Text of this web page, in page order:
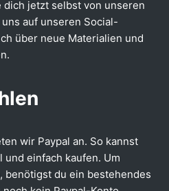
jetzt selbst von unseren
auf unseren Social-
über neue Materialien und
wir Paypal an. So kannst
einfach kaufen. Um
benötigst du ein bestehendes